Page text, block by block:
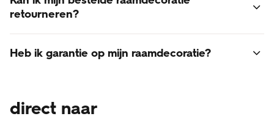
retourneren?
Retourneren van op maat gemaakte raamdecoratie is
helaas niet mogelijk. Raamdecoratie is een op maat
Neem dan contact op de met de klantenservice via 020
Heb ik garantie op mijn raamdecoratie?
Hierdoor heb je 5 jaar garantie op materiaal- en
direct naar